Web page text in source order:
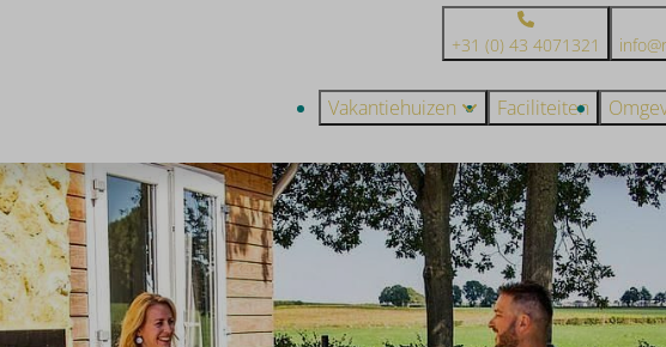
+31 (0) 43 4071321
Vakantiehuizen Faciliteiten